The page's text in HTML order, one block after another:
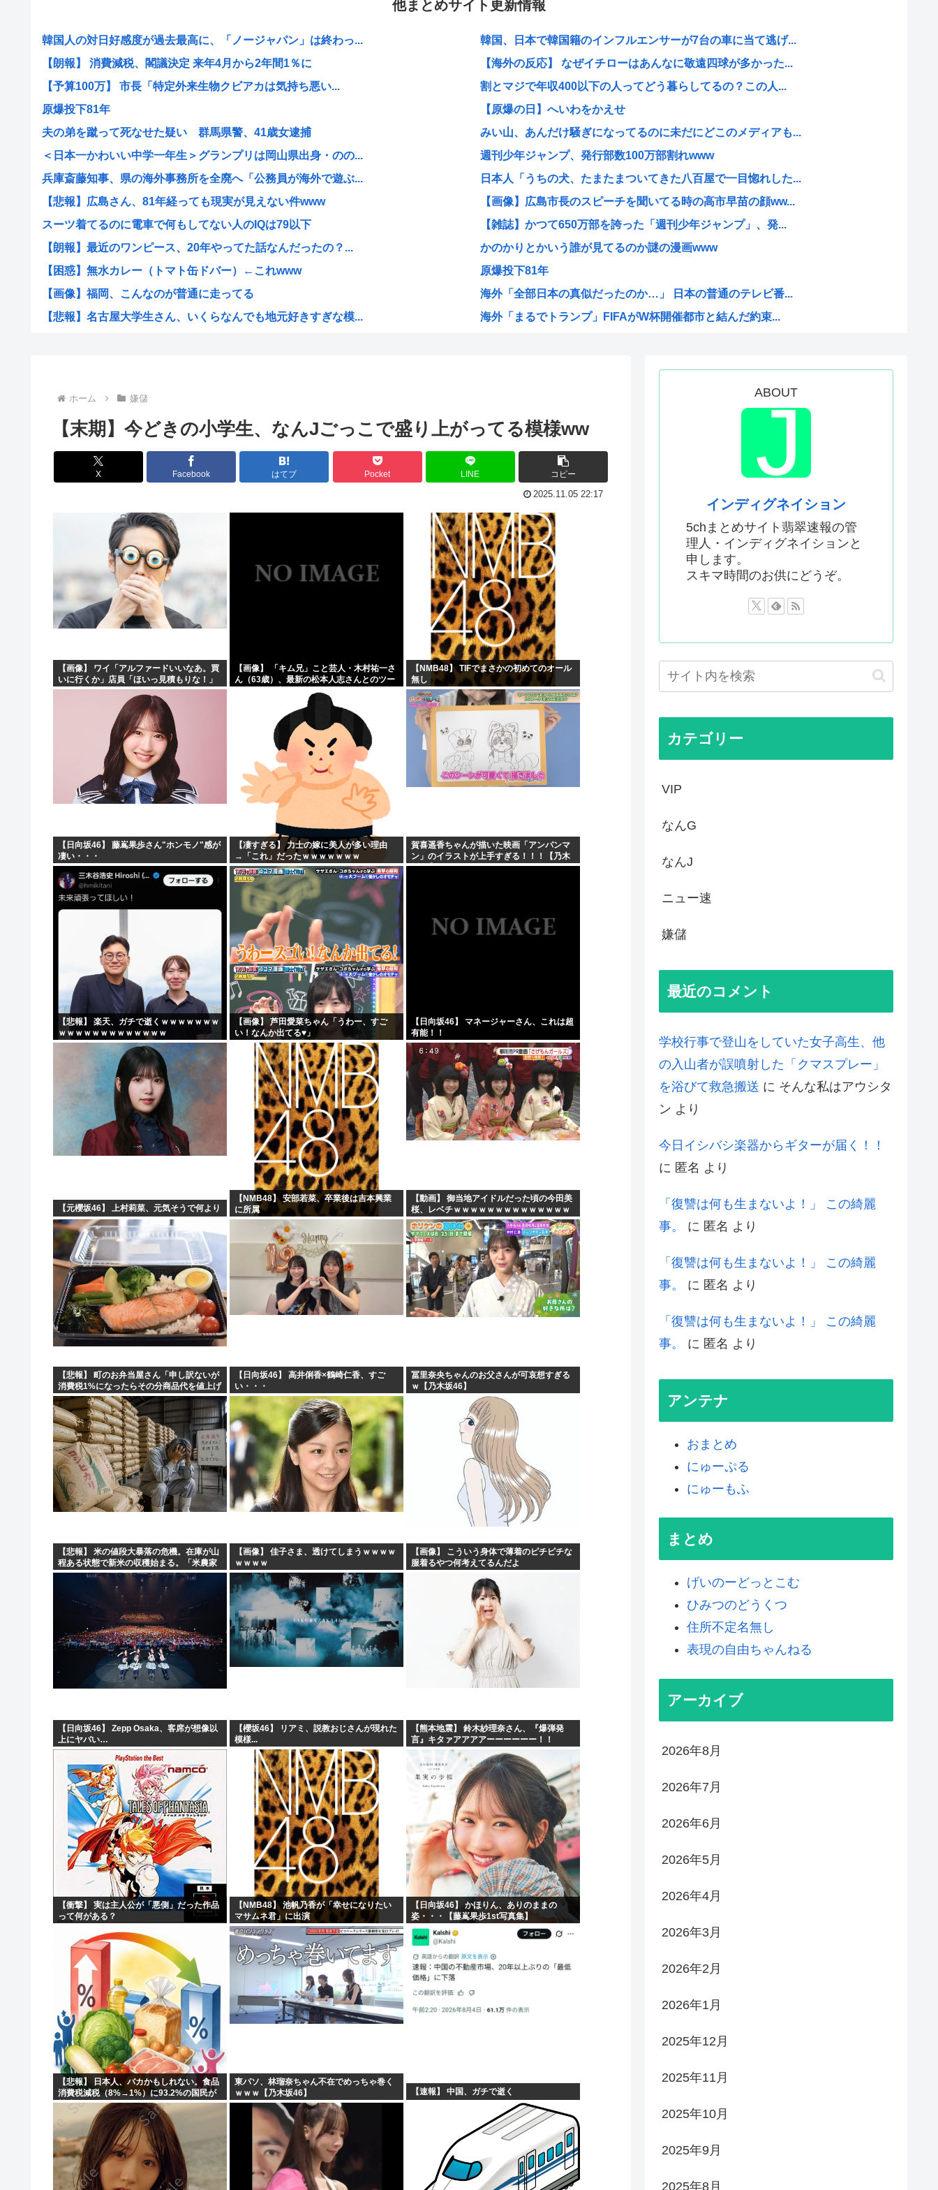
他まとめサイト更新情報
韓国人の対日好感度が過去最高に、「ノージャパン」は終わっ...
【朗報】 消費減税、閣議決定 来年4月から2年間1％に
【予算100万】 市長「特定外来生物クビアカは気持ち悪い...
原爆投下81年
夫の弟を蹴って死なせた疑い 群馬県警、41歳女逮捕
＜日本一かわいい中学一年生＞グランプリは岡山県出身・のの...
兵庫斎藤知事、県の海外事務所を全廃へ「公務員が海外で遊ぶ...
【悲報】広島さん、81年経っても現実が見えない件www
スーツ着てるのに電車で何もしてない人のIQは79以下
【朗報】最近のワンピース、20年やってた話なんだったの？...
【困惑】無水カレー（トマト缶ドバー）←これwww
【画像】福岡、こんなのが普通に走ってる
【悲報】名古屋大学生さん、いくらなんでも地元好きすぎな模...
熱帯魚欲しいから近所の川にとりにきた（※画像あり）
中国「大洪水！」中国ダム「決壊」地元民「公式発表より死者...
【悲報】風俗嬢やってる女の末路www
【正論】 有吉「『俺テレビ見ない』って言う奴おかしいだろ...
イオンモール熊本の爆発､ガス管に残っていたLPガスが漏れ...
女さん ｢アイドルが19歳にもなってスク水を着させられて...
【速報】ワイの近所の川、死体が上がる → >>...
【悲報】NHK職員さん、番組出演者から性被害に遭う・・・...
【朗報】マツダ、黒字転換！！CX-5がバカ売れ
【画像】風俗に行くとこういう恵体メロン乳(35)を指名し...
【わかる】女とかいう1回でもセックスしたらちょろい生物w...
韓国、日本で韓国籍のインフルエンサーが7台の車に当て逃げ...
【海外の反応】 なぜイチローはあんなに敬遠四球が多かった...
割とマジで年収400以下の人ってどう暮らしてるの？この人...
【原爆の日】へいわをかえせ
みい山、あんだけ騒ぎになってるのに未だにどこのメディアも...
週刊少年ジャンプ、発行部数100万部割れwww
日本人「うちの犬、たまたまついてきた八百屋で一目惚れした...
【画像】広島市長のスピーチを聞いてる時の高市早苗の顔ww...
【雑誌】かつて650万部を誇った「週刊少年ジャンプ」、発...
かのかりとかいう誰が見てるのか謎の漫画www
原爆投下81年
海外「全部日本の真似だったのか…」 日本の普通のテレビ番...
海外「まるでトランプ」FIFAがW杯開催都市と結んだ約束...
海外「その通り！」日本人ならどこでも発展させると語る世界...
【1966年】 母の日に9歳の息子が帰らなかった——容疑...
日本人「うちの犬、たまたまついてきた八百屋で一目惚れした...
海外「まるでトランプ」FIFAがW杯開催都市と結んだ約束...
海外「全部日本の真似だったのか…」 日本の普通のテレビ番...
お絵描きリレーってなんぞや
【海外の反応】 なぜイチローはあんなに敬遠四球が多かった...
平野綾とかいう女声優についてお前らが知ってることwww
みいちゃんと山田さんの漫画の作者なんでこんなに嫌われてる...
高市早苗「日銀に国債買わせて財源確保よ」
声優の長谷川育美さんと結婚したいんやが?
韓国人「イジョンフ本日の全米が呆れる守備エラーを見てくだ...
高市早苗さん、熊本避難所までいって謎の顔面ライトアップシ...
海外「日本のアニメがここまで泣けるなんて…！」海外のアニ...
下手うまな絵師の顔の描き方大体これ
ホーム 嫌儲
【末期】今どきの小学生、なんJごっこで盛り上がってる模様ww
X Facebook はてブ Pocket LINE コピー
2025.11.05 22:17
【画像】 ワイ「アルファードいいなあ。買
いに行くか」店員「ほいっ見積もりな！」
ワイ「金額おかしくね？」←お前らもそう
思うよな？？？？？
【画像】 「キム兄」こと芸人・木村祐一さ
ん（63歳）、最新の松本人志さんとのツー
ショットが完全に別人だとネット騒然！
「マジで誰かわからん」...
【NMB48】 TIFでまさかの初めてのオール
無し
【日向坂46】 藤嶌果歩さん"ホンモノ"感が
凄い・・・
【凄すぎる】 力士の嫁に美人が多い理由
→「これ」だったｗｗｗｗｗｗｗ
賀喜遥香ちゃんが描いた映画「アンパンマ
ン」のイラストが上手すぎる！！！【乃木
坂46】
【悲報】 楽天、ガチで逝くｗｗｗｗｗｗｗ
ｗｗｗｗｗｗｗｗｗｗｗｗｗ
【画像】 芦田愛菜ちゃん「うわー、すご
い！なんか出てる♥」
【日向坂46】 マネージャーさん、これは超
有能！！
【元櫻坂46】 上村莉菜、元気そうで何より
【NMB48】 安部若菜、卒業後は吉本興業
に所属
【動画】 御当地アイドルだった頃の今田美
桜、レベチｗｗｗｗｗｗｗｗｗｗｗｗｗｗ
ｗｗｗｗ
【悲報】 町のお弁当屋さん「申し訳ないが
消費税1%になったらその分商品代を値上げ
するわ」
【日向坂46】 高井俐香×鶴崎仁香、すご
い・・・
冨里奈央ちゃんのお父さんが可哀想すぎる
ｗ【乃木坂46】
【悲報】 米の値段大暴落の危機。在庫が山
程ある状態で新米の収穫始まる。「米農家
が生活できない」
【画像】 佳子さま、透けてしまうｗｗｗｗ
ｗｗｗｗ
【画像】 こういう身体で薄着のピチピチな
服着るやつ何考えてるんだよ
【日向坂46】 Zepp Osaka、客席が想像以
上にヤバい…
【櫻坂46】 リアミ、説教おじさんが現れた
模様...
【熊本地震】 鈴木紗理奈さん、『爆弾発
言』キタァアアアアーーーーーー！！
【衝撃】 実は主人公が「悪側」だった作品
って何がある？
【NMB48】 池帆乃香が「幸せになりたい
マサムネ君」に出演
【日向坂46】 かほりん、ありのままの
姿・・・【藤嶌果歩1st写真集】
【悲報】 日本人、バカかもしれない。食品
消費税減税（8%→1%）に93.2%の国民が
賛成してしまう
東パソ、林瑠奈ちゃん不在でめっちゃ巻く
ｗｗｗ【乃木坂46】
【速報】 中国、ガチで逝く
ABOUT
インディグネイション
5chまとめサイト翡翠速報の管
理人・インディグネイションと
申します。
スキマ時間のお供にどうぞ。
カテゴリー
VIP
なんG
なんJ
ニュー速
嫌儲
最近のコメント
学校行事で登山をしていた女子高生、他
の入山者が誤噴射した「クマスプレー」
を浴びて救急搬送 に そんな私はアウシタ
ン より
今日イシバシ楽器からギターが届く！！
に 匿名 より
「復讐は何も生まないよ！」 この綺麗
事。
に 匿名 より
「復讐は何も生まないよ！」 この綺麗
事。
に 匿名 より
「復讐は何も生まないよ！」 この綺麗
事。
に 匿名 より
アンテナ
おまとめ
にゅーぷる
にゅーもふ
まとめ
げいのーどっとこむ
ひみつのどうくつ
住所不定名無し
表現の自由ちゃんねる
アーカイブ
2026年8月
2026年7月
2026年6月
2026年5月
2026年4月
2026年3月
2026年2月
2026年1月
2025年12月
2025年11月
2025年10月
2025年9月
2025年8月